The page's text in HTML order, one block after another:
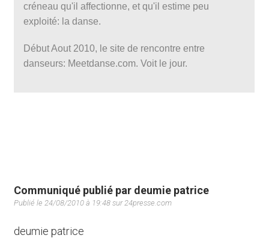
créneau qu'il affectionne, et qu'il estime peu
exploité: la danse.
Début Aout 2010, le site de rencontre entre
danseurs: Meetdanse.com. Voit le jour.
Communiqué publié par deumie patrice
Publié le 24/08/2010 à 19:48 sur 24presse.com
deumie patrice